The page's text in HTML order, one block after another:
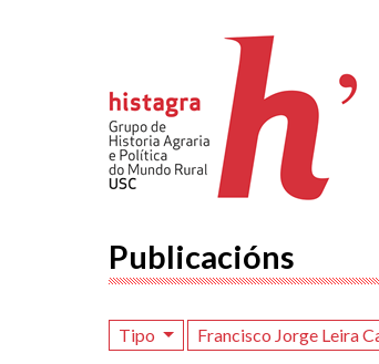
Publicacións
Tipo Francisco Jorge Leira